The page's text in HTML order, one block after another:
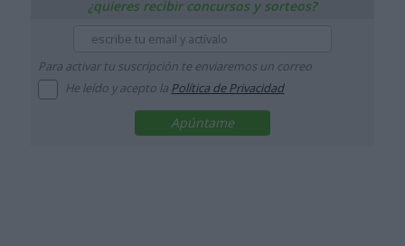
¿quieres recibir concursos y sorteos?
Para activar tu suscripción te enviaremos un correo
He leído y acepto la Política de Privacidad